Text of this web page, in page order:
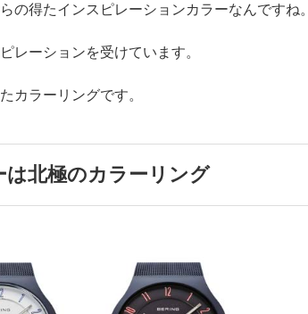
の得たインスピレーションカラーなんですね。
レーションを受けています。
カラーリングです。
北極のカラーリング